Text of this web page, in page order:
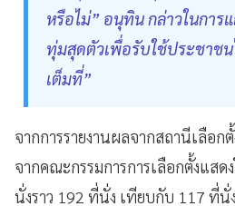
หรือไม่” อนุทิน กล่าวในการ
ทุ่มสุดตัวเพื่อรับใช้ประชาช
เต็มที่”
จากการรายงานผลจากสถานีเลือก
จากคณะกรรมการการเลือกตั้งแสด
นั่งราว 192 ที่นั่ง เทียบกับ 117 ที่นั่